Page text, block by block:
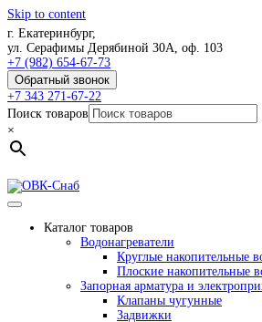
Skip to content
г. Екатеринбург,
ул. Серафимы Дерябиной 30А, оф. 103
+7 (982) 654-67-73
Обратный звонок
+7 343 271-67-22
Поиск товаров
×
Каталог товаров
Водонагреватели
Круглые накопительные
Плоские накопительные
Запорная арматура и
Клапаны чугунные
Задвижки